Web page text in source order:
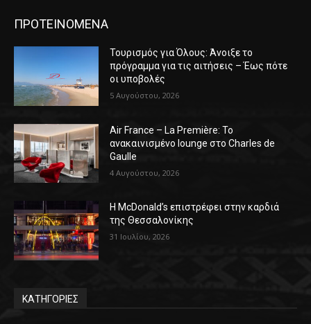
ΠΡΟΤΕΙΝΟΜΕΝΑ
Τουρισμός για Όλους: Άνοιξε το
πρόγραμμα για τις αιτήσεις – Έως πότε
οι υποβολές
5 Αυγούστου, 2026
Air France – La Première: Το
ανακαινισμένο lounge στο Charles de
Gaulle
4 Αυγούστου, 2026
Η McDonald’s επιστρέφει στην καρδιά
της Θεσσαλονίκης
31 Ιουλίου, 2026
ΚΑΤΗΓΟΡΙΕΣ